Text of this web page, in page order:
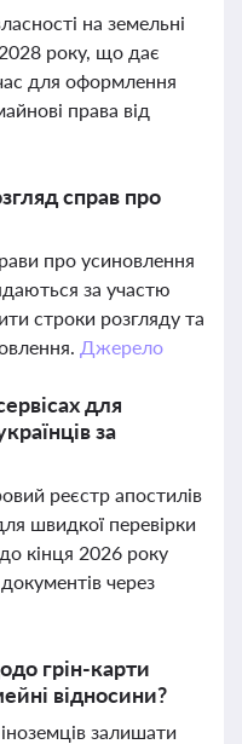
на земельні
року, що дає
для оформлення
права від
справ про
про усиновлення
за участю
строки розгляду та
Джерело
для
за
реєстр апостилів
швидкої перевірки
кінця 2026 року
через
грін-карти
відносини?
залишати